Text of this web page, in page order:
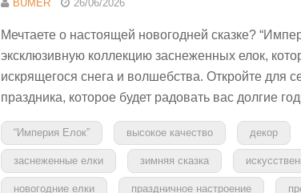
BUMER 26/06/2026
Мечтаете о настоящей новогодней сказке?
эксклюзивную коллекцию заснеженных елок,
искрящегося снега и волшебства. Откройте для
праздника, которое будет радовать вас долгие
“Империя Елок” высокое качество декор
заснеженные елки зимняя сказка
новогодние елки праздничное настроение